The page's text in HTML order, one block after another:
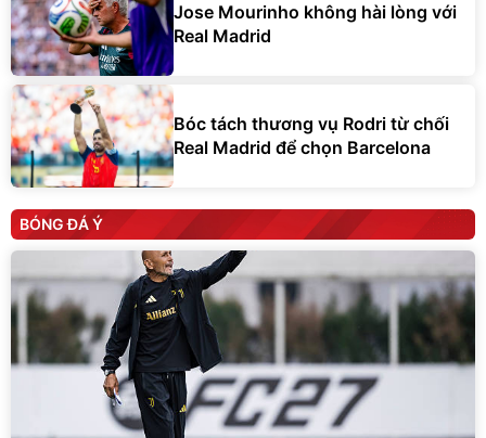
Jose Mourinho không hài lòng với
Real Madrid
Bóc tách thương vụ Rodri từ chối
Real Madrid để chọn Barcelona
BÓNG ĐÁ Ý